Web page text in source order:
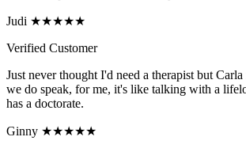
Judi ★★★★★
Verified Customer
Just never thought I'd need a therapist but
we do speak, for me, it's like talking with a
has a doctorate.
Ginny ★★★★★